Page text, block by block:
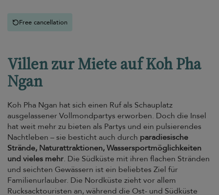
Free cancellation
Villen zur Miete auf Koh Pha
Ngan
Koh Pha Ngan hat sich einen Ruf als Schauplatz
ausgelassener Vollmondpartys erworben. Doch die Insel
hat weit mehr zu bieten als Partys und ein pulsierendes
Nachtleben – sie besticht auch durch paradiesische
Strände, Naturattraktionen, Wassersportmöglichkeiten
und vieles mehr. Die Südküste mit ihren flachen Stränden
und seichten Gewässern ist ein beliebtes Ziel für
Familienurlauber. Die Nordküste zieht vor allem
Rucksacktouristen an, während die Ost- und Südküste